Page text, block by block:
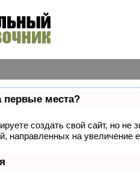
первые места?
создать свой сайт, но не
направленных на увеличение